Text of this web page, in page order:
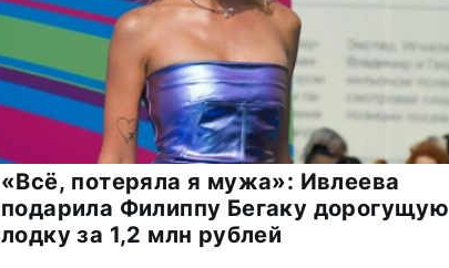
«Всё, потеряла я мужа»: Ивлеева
подарила Филиппу Бегаку дорогущую
лодку за 1,2 млн рублей